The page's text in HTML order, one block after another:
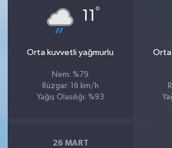
11 °
Orta kuvvetli yağmurlu
Nem: %79
Rüzgar: 16 km/h
Yağış Olasılığı: %93
Orta
26 MART